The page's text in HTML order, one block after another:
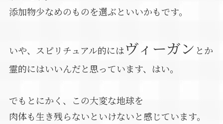
添加物少なめのものを選ぶといいかもです。
いや、スピリチュアル的にはヴィーガン とか
霊的にはいいんだと思っています、はい。
でもとにかく、この大変な地球を
肉体も生き残らないといけないと感じています。